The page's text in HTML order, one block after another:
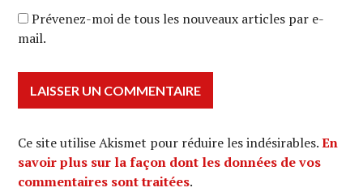
Prévenez-moi de tous les nouveaux articles par e-
mail.
Ce site utilise Akismet pour réduire les indésirables.En
savoir plus sur la façon dont les données de vos
commentaires sont traitées.